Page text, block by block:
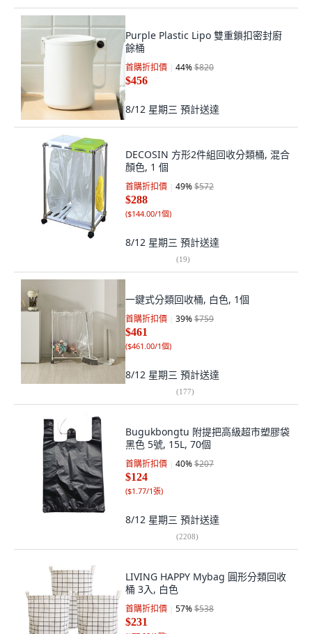
Purple Plastic Lipo 雙重鎖扣密封廚
餘桶
首購折扣價 44%$820
$456
8/12 星期三 預計送達
DECOSIN 方形2件組回收分類桶, 混合
顏色, 1 個
首購折扣價 49%$572
$288
($144.00/1個)
8/12 星期三 預計送達
(19)
一鍵式分類回收桶, 白色, 1個
首購折扣價 39%$759
$461
($461.00/1個)
8/12 星期三 預計送達
(177)
Bugukbongtu 附提把高級超市塑膠袋
黑色 5號, 15L, 70個
首購折扣價 40%$207
$124
($1.77/1張)
8/12 星期三 預計送達
(2208)
LIVING HAPPY Mybag 圓形分類回收
桶 3入, 白色
首購折扣價 57%$538
$231